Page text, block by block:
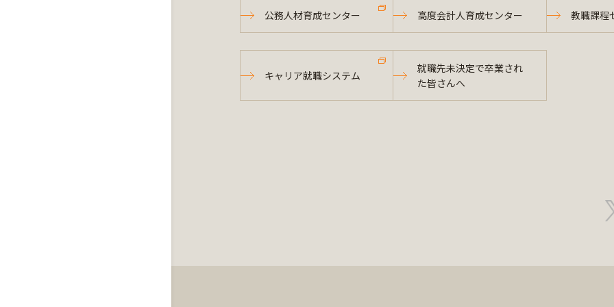
公務人材育成センター 高度会計人育成センター 教職課程
キャリア就職システム
就職先未決定で卒業され
た皆さんへ